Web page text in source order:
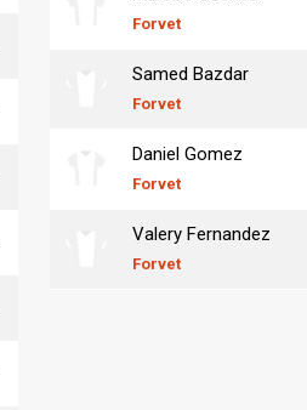
Forvet
Samed Bazdar
Forvet
Daniel Gomez
Forvet
Valery Fernandez
Forvet